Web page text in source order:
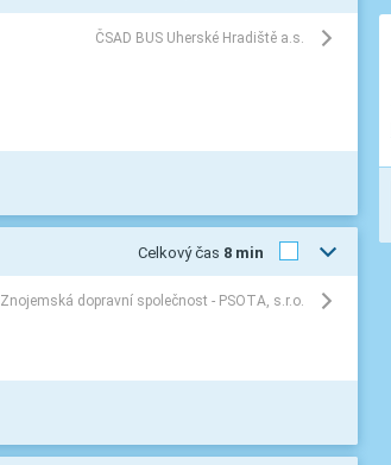
ČSAD BUS Uherské Hradiště a.s.
Celkový čas 8 min
Znojemská dopravní společnost - PSOTA, s.r.o.